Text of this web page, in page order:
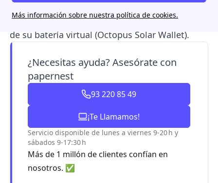
Más información sobre nuestra política de cookies.
gestiónlíder en autoconsumo solara través
de su batería virtual (Octopus Solar Wallet).
¿Necesitas ayuda? Asesórate con
papernest
93 220 85 49
¡Te Llamamos!
Servicio disponible de lunes a viernes 9-20 h y
sábados 9-17:30 h
Más de 1 millón de clientes confían en
nosotros. ✅